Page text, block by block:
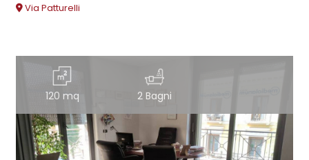
Via Patturelli
120 mq 2 Bagni